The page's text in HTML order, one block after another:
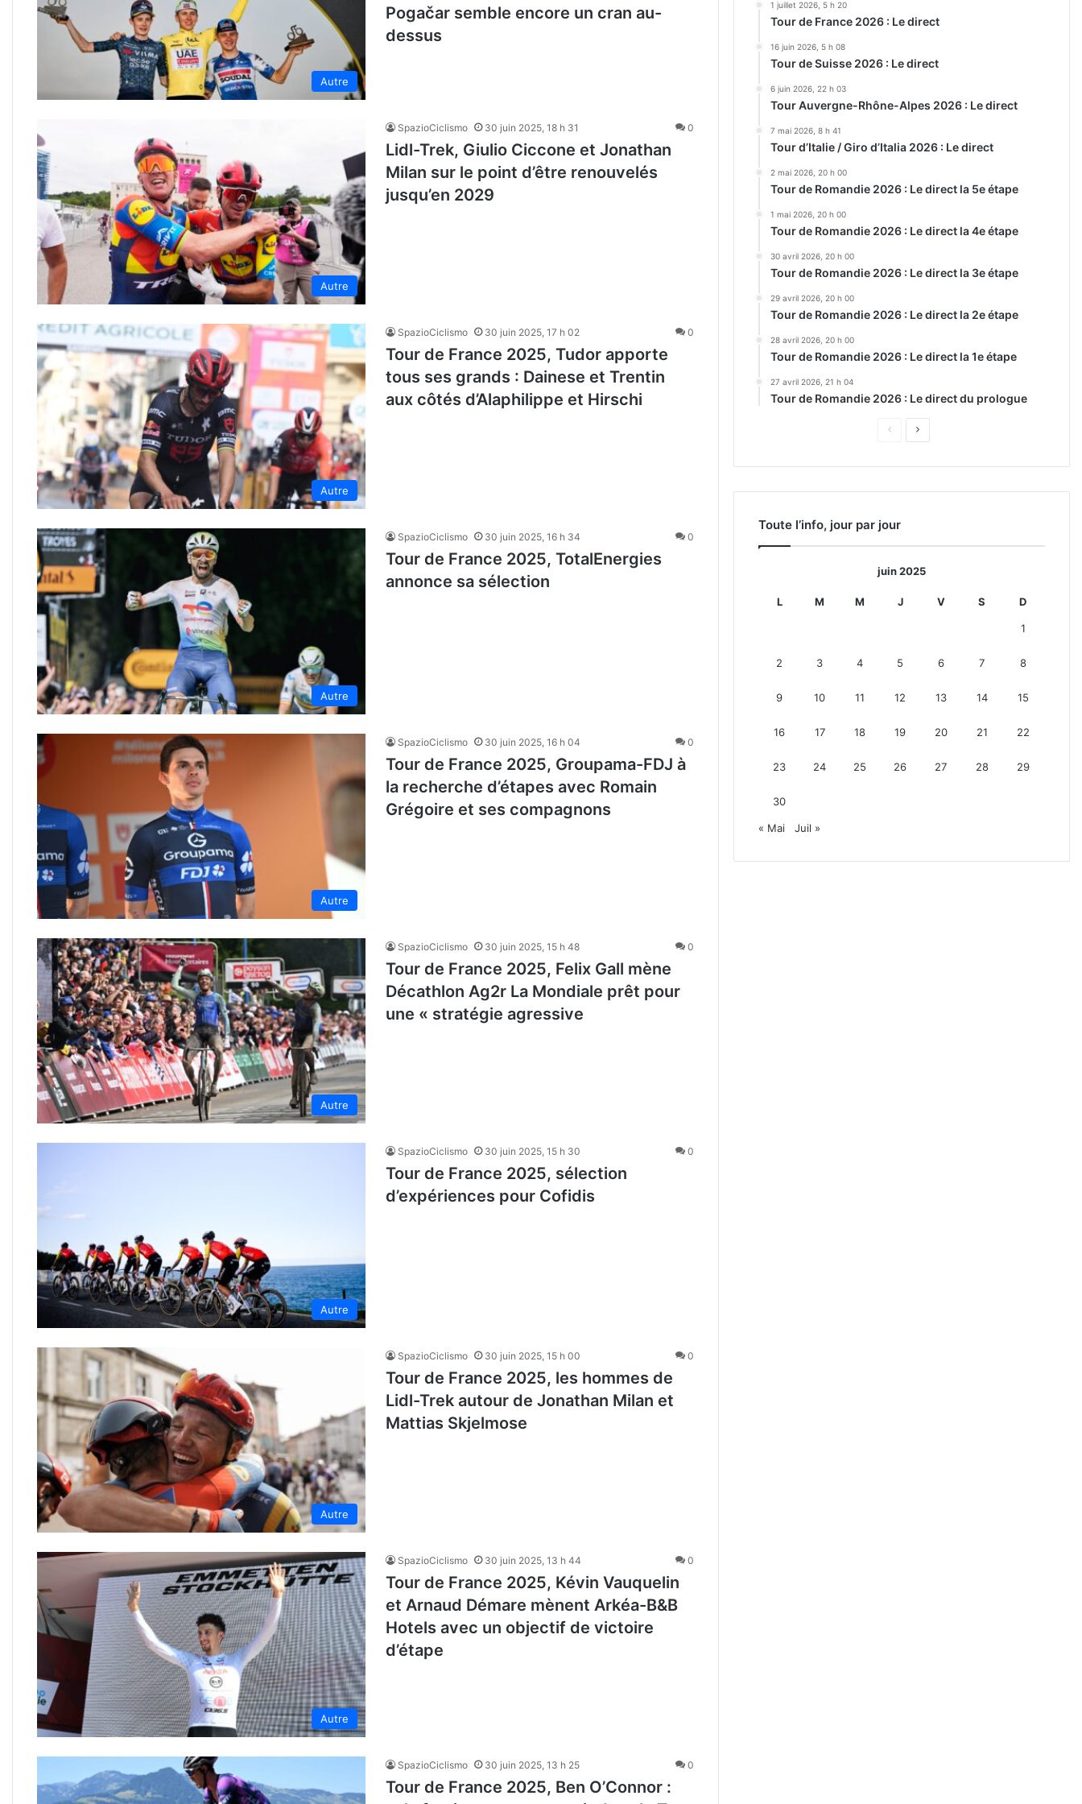
Autre
Pogačar semble encore un cran au-
dessus
Autre
SpazioCiclismo 30 juin 2025, 18 h 31 0
Lidl-Trek, Giulio Ciccone et Jonathan
Milan sur le point d’être renouvelés
jusqu’en 2029
Autre
SpazioCiclismo 30 juin 2025, 17 h 02 0
Tour de France 2025, Tudor apporte
tous ses grands : Dainese et Trentin
aux côtés d’Alaphilippe et Hirschi
Autre
SpazioCiclismo 30 juin 2025, 16 h 34 0
Tour de France 2025, TotalEnergies
annonce sa sélection
Autre
SpazioCiclismo 30 juin 2025, 16 h 04 0
Tour de France 2025, Groupama-FDJ à
la recherche d’étapes avec Romain
Grégoire et ses compagnons
Autre
SpazioCiclismo 30 juin 2025, 15 h 48 0
Tour de France 2025, Felix Gall mène
Décathlon Ag2r La Mondiale prêt pour
une « stratégie agressive
Autre
SpazioCiclismo 30 juin 2025, 15 h 30 0
Tour de France 2025, sélection
d’expériences pour Cofidis
Autre
SpazioCiclismo 30 juin 2025, 15 h 00 0
Tour de France 2025, les hommes de
Lidl-Trek autour de Jonathan Milan et
Mattias Skjelmose
Autre
SpazioCiclismo 30 juin 2025, 13 h 44 0
Tour de France 2025, Kévin Vauquelin
et Arnaud Démare mènent Arkéa-B&B
Hotels avec un objectif de victoire
d’étape
SpazioCiclismo 30 juin 2025, 13 h 25 0
Tour de France 2025, Ben O’Connor :
1 juillet 2026, 5 h 20
Tour de France 2026 : Le direct
16 juin 2026, 5 h 08
Tour de Suisse 2026 : Le direct
6 juin 2026, 22 h 03
Tour Auvergne-Rhône-Alpes 2026 : Le direct
7 mai 2026, 8 h 41
Tour d’Italie / Giro d’Italia 2026 : Le direct
2 mai 2026, 20 h 00
Tour de Romandie 2026 : Le direct la 5e étape
1 mai 2026, 20 h 00
Tour de Romandie 2026 : Le direct la 4e étape
30 avril 2026, 20 h 00
Tour de Romandie 2026 : Le direct la 3e étape
29 avril 2026, 20 h 00
Tour de Romandie 2026 : Le direct la 2e étape
28 avril 2026, 20 h 00
Tour de Romandie 2026 : Le direct la 1e étape
27 avril 2026, 21 h 04
Tour de Romandie 2026 : Le direct du prologue
Page
Page
Toute l’info, jour par jour
juin 2025
L M M J V S D
1
2 3 4 5 6 7 8
9 10 11 12 13 14 15
16 17 18 19 20 21 22
23 24 25 26 27 28 29
30
« Mai Juil »